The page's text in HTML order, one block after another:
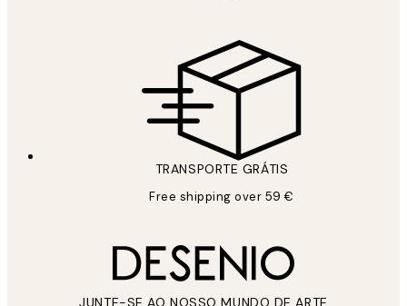
TRANSPORTE GRÁTIS
Free shipping over 59 €
JUNTE-SE AO NOSSO MUNDO DE ARTE